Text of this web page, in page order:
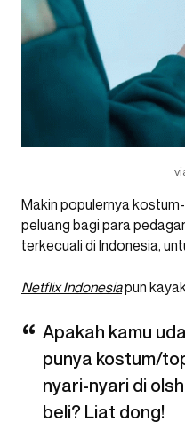
Makin populernya
peluang bagi para
terkecuali di Indonesia,
Netflix Indonesiapun
Apakah kamu
punya kostum/
nyari-nyari di
beli? Liat dong!